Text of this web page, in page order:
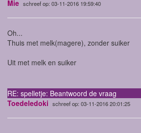
Mie schreef op: 03-11-2016 19:59:40
Oh...
Thuis met melk(magere), zonder suiker
Uit met melk en suiker
RE: spelletje: Beantwoord de vraag
Toedeledoki schreef op: 03-11-2016 20:01:25